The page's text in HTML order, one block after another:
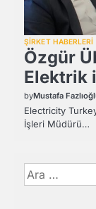
ŞİRKET HABERLERİ
Özgür
Elektrik
byMustafa
Electricity
İşleri Müdürü…
Arama: